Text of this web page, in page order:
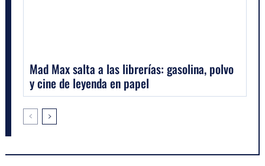
Mad Max salta a las librerías: gasolina, polvo
y cine de leyenda en papel